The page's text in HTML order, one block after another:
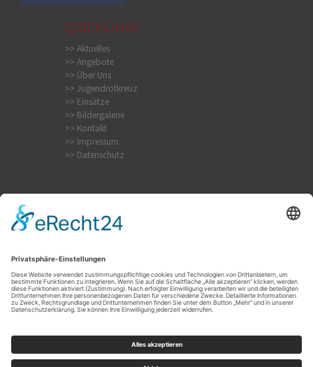
QUICKLINKS
>> Aktuelles
>> Angebote
>> Über Uns
>> Jugendrotkreuz
>> Einsätze
>> Bildergalerie
>> Kontakt
>> Impressum
>> Datenschutz
Internistischer Notfall